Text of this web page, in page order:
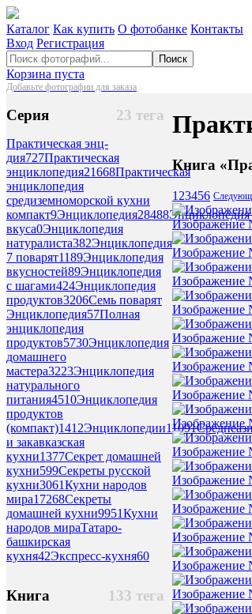
Каталог Как купить О фотобанке Контакты
Вход Регистрация
Поиск
Корзина пуста
Добавьте фотографии для заказа
23 тега
Серия
Практическая энц-
дия727Практическая
энциклопедия21668Практическая
энциклопедия
средиземноморской кухни
компакт9Энциклопедия28488Энциклопедия
вкуса0Энциклопедия
натуралиста382Энциклопедия
7 поварят1189Энциклопедия
вкусностей89Энциклопедия
с шагами424Энциклопедия
продуктов3206Семь поварят
Энциклопедия57Полная
энциклопедия
продуктов5730Энциклопедия
домашнего
мастера3223Энциклопедия
натурального
питания4510Энциклопедия
продуктов
(компакт)1412Энциклопедии11091
и закавказская
кухни1377Секрет домашней
кухни599Секреты русской
кухни3061Кухни народов
мира17268Секреты
домашней кухни9951Кухни
народов мираТатаро-
башкирская
кухня42Экспресс-кухня60
133 тега
Книга
Книга
1 23456
Изображение
Изображение
Изображение
Изображение
Изображение
Изображение
Изображение
Изображение
Изображение
Изображение
Изображение
Изображение
Изображение
Изображение